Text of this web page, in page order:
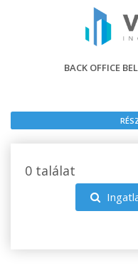
BACK OFFICE
0 találat